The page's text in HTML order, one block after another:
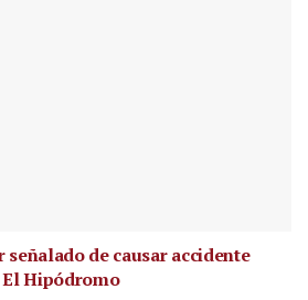
señalado de causar accidente
Hipódromo